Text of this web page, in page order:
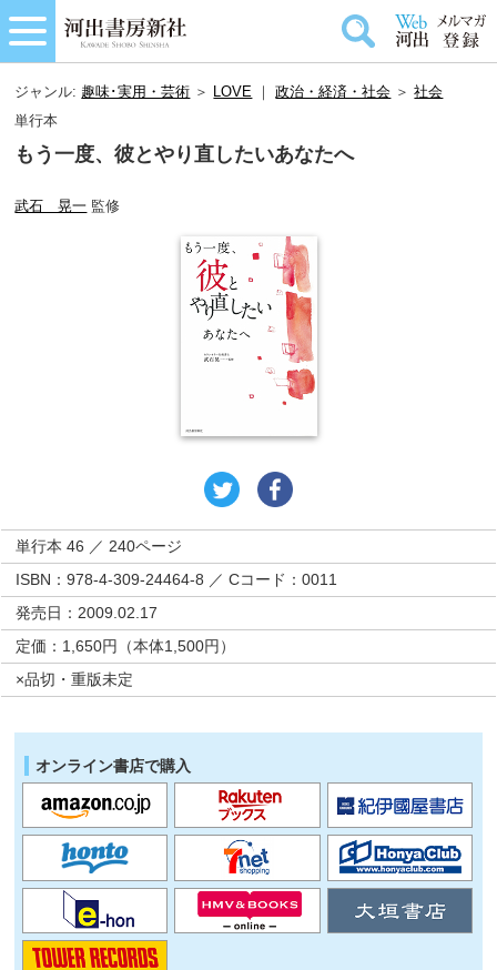
ジャンル: 趣味･実用・芸術 ＞ LOVE ｜政治・経済・社会 ＞社会
単行本
もう一度、彼とやり直したいあなたへ
武石 晃一 監修
単行本 46 ／ 240ページ
ISBN：978-4-309-24464-8 ／ Cコード：0011
発売日：2009.02.17
定価：1,650円（本体1,500円）
×品切・重版未定
オンライン書店で購入